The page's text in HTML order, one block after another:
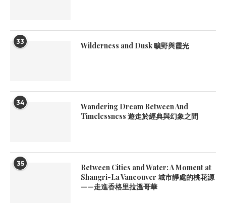
33 Wilderness and Dusk 曠野與霞光
34
Wandering Dream Between And
Timelessness 遊走於經典與幻象之間
35
Between Cities and Water: A Moment at
Shangri-La Vancouver 城市靜處的桃花源
——走進香格里拉溫哥華